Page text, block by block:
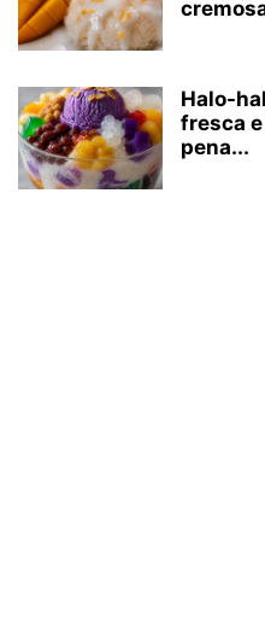
Halo-
fresca
pena...